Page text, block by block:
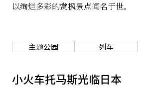
以绚烂多彩的赏枫景点闻名于世。
主题公园 列车
小火车托马斯光临日本